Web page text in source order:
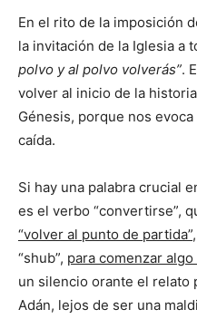
En el rito de la imposición
la invitación de la Iglesia a
polvo y al polvo volverás”.
volver al inicio de la
Génesis, porque nos
caída.
Si hay una palabra crucial
es el verbo “convertirse”,
“volver al punto de partida”,
“shub”, para comenzar
un silencio orante el relato
Adán, lejos de ser una